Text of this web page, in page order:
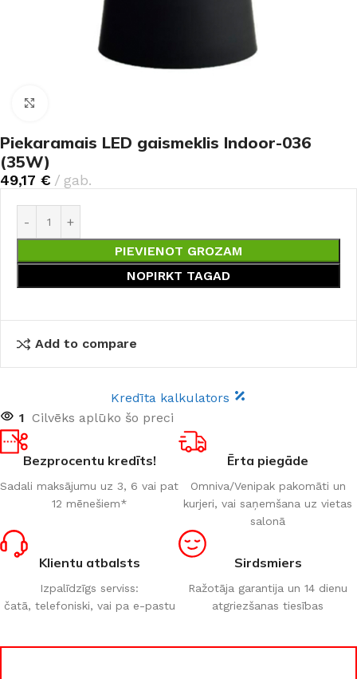
Piekaramais LED gaismeklis Indoor-036
(35W)
49,17 € gab.
PIEVIENOT GROZAM
NOPIRKT TAGAD
Add to compare
Kredīta kalkulators
1 Cilvēks aplūko šo preci
Bezprocentu kredīts!
Sadali maksājumu uz 3, 6 vai pat
12 mēnešiem*
Ērta piegāde
Omniva/Venipak pakomāti un
kurjeri, vai saņemšana uz vietas
salonā
Klientu atbalsts
Izpalīdzīgs serviss:
čatā, telefoniski, vai pa e-pastu
Sirdsmiers
Ražotāja garantija un 14 dienu
atgriezšanas tiesības